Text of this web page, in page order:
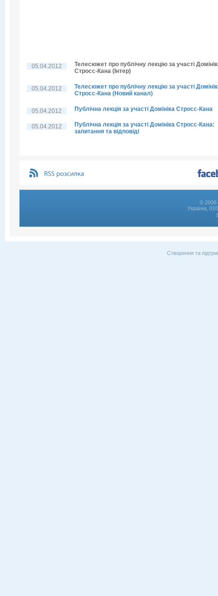
05.04.2012
Телесюжет про публічну лекцію за участі
Стросс-Кана (Інтер)
05.04.2012
Телесюжет про публічну лекцію за участі
Стросс-Кана (Новий канал)
05.04.2012 Публічна лекція за участі Домініка Стросс-Кана
05.04.2012
Публічна лекція за участі Домініка Стросс-Кана:
запитання та відповіді
© 2006
Україна,
Створення та